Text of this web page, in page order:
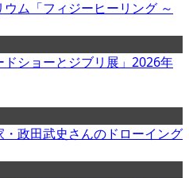
ム「フィジーヒーリング ～
ショーとジブリ展」2026年
政田武史さんのドローイング